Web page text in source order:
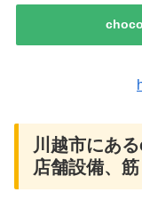
川越市にあ
店舗設備、